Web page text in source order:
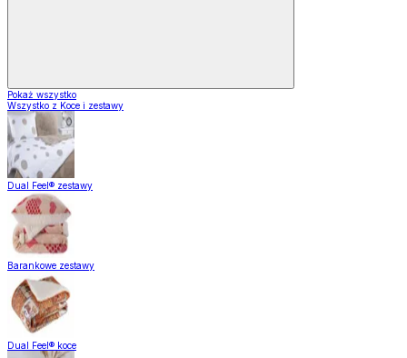
Pokaż wszystko
Wszystko z Koce i zestawy
Dual Feel® zestawy
Barankowe zestawy
Dual Feel® koce